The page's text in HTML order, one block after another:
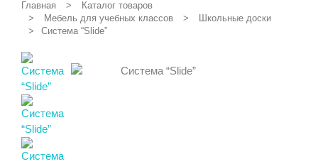
Главная
Каталог товаров
Мебель для учебных классов
Школьные доски
Система “Slide”